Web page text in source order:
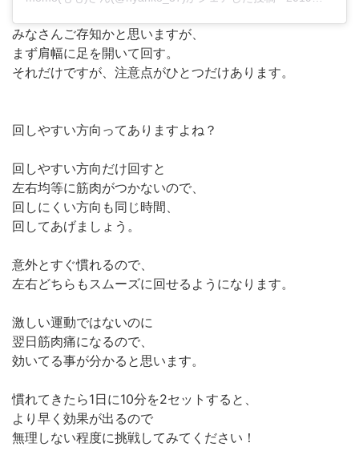
みなさんご存知かと思いますが、
まず肩幅に足を開いて回す。
それだけですが、注意点がひとつだけあります。
回しやすい方向ってありますよね？
回しやすい方向だけ回すと
左右均等に筋肉がつかないので、
回しにくい方向も同じ時間、
回してあげましょう。
意外とすぐ慣れるので、
左右どちらもスムーズに回せるようになります。
激しい運動ではないのに
翌日筋肉痛になるので、
効いてる事が分かると思います。
慣れてきたら1日に10分を2セットすると、
より早く効果が出るので
無理しない程度に挑戦してみてください！